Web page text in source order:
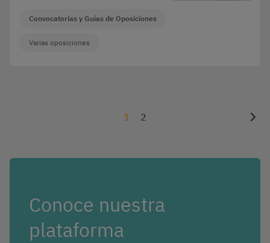
Convocatorias y Guías de Oposiciones
Varias oposiciones
1 2
Conoce nuestra
plataforma